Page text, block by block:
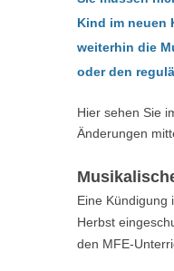
Kind im neuen
weiterhin die
oder den
Hier sehen Sie
Änderungen
Eine Kündigung
Herbst
den MFE-